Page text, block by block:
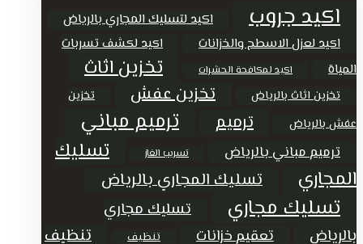
اكيد جروب اكيد لتسليك المجاري بالرياض
اكيد لعزل الاسطح والخزانات
اكيد لكشف تسربات
المياة
اكيد لمكافحة الحشرات تخزين اثاث
تخزين اثاث بالرياض تخزين عفش
تخزين
عفش بالرياض
ترميم ترميم مباني
ترميم مباني بالرياض تسريب الغاز
تسليك
المجاري
تسليك المجاري بالرياض
تسليك مجاري
تسليك مجاري
بالرياض
تعقيم خزانات تنظيف
تنظيف